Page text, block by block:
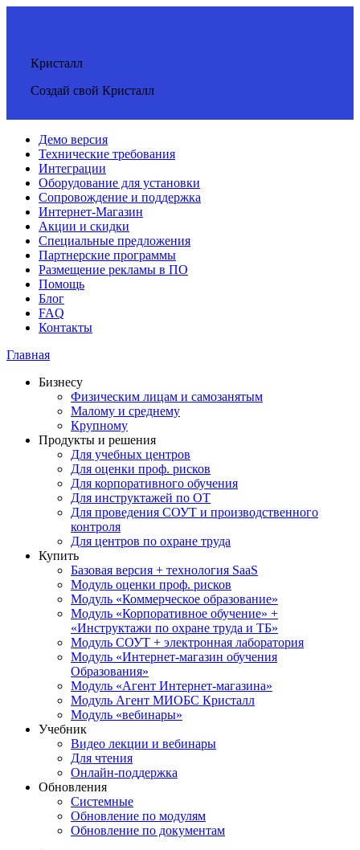
Кристалл
Создай свой Кристалл
Демо версия
Технические требования
Интеграции
Оборудование для установки
Сопровождение и поддержка
Интернет-Магазин
Акции и скидки
Специальные предложения
Партнерские программы
Размещение рекламы в ПО
Помощь
Блог
FAQ
Контакты
Главная
Бизнесу
Физическим лицам и самозанятым
Малому и среднему
Крупному
Продукты и решения
Для учебных центров
Для оценки проф. рисков
Для корпоративного обучения
Для инструктажей по ОТ
Для проведения СОУТ и производственного
контроля
Для центров по охране труда
Купить
Базовая версия + технология SaaS
Модуль оценки проф. рисков
Модуль «Коммерческое образование»
Модуль «Корпоративное обучение» +
«Инструктажи по охране труда и ТБ»
Модуль СОУТ + электронная лаборатория
Модуль «Интернет-магазин обучения
Образования»
Модуль «Агент Интернет-магазина»
Модуль Агент МИОБС Кристалл
Модуль «вебинары»
Учебник
Видео лекции и вебинары
Для чтения
Онлайн-поддержка
Обновления
Системные
Обновление по модулям
Обновление по документам